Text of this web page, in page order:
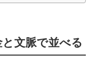
文脈で並べる